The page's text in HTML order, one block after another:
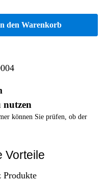
den Warenkorb
können Sie prüfen, ob der
Vorteile
Produkte